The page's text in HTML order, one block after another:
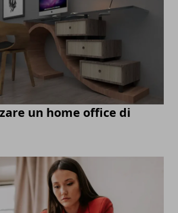
un home office di